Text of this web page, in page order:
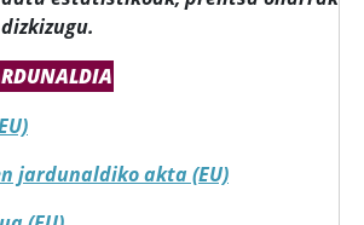
jardunaldiko akta (EU)